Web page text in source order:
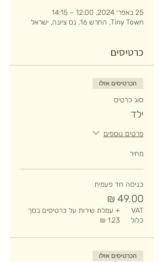
25 באפר׳ 2024, 12:00 – 14:15
Tiny Town, החרש 16, נס ציונה, ישראל
כרטיסים
הכרטיסים אזלו
סוג כרטיס
ילד
פרטים נוספים
מחיר
כניסה חד פעמית
VAT
כלול
+ עמלת שירות על כרטיסים בסך
‏1.23 ‏₪
הכרטיסים אזלו